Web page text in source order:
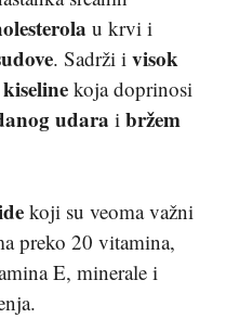
u krvi i
. Sadrži i visok
koja doprinosi
udara i bržem
koji su veoma važni
preko 20 vitamina,
E, minerale i